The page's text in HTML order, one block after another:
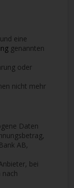
eine
genannten
oder
nicht mehr
Daten
AB,
bei